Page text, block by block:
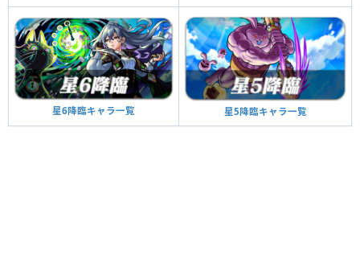
星6降臨キャラ一覧 星5降臨キャラ一覧